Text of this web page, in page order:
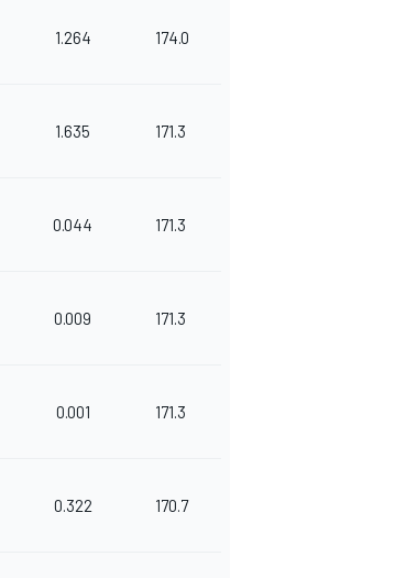
1.264 174.0
1.635 171.3
0.044 171.3
0.009 171.3
0.001 171.3
0.322 170.7